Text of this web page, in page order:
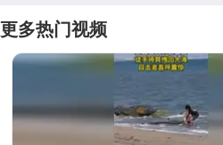
更多热门视频